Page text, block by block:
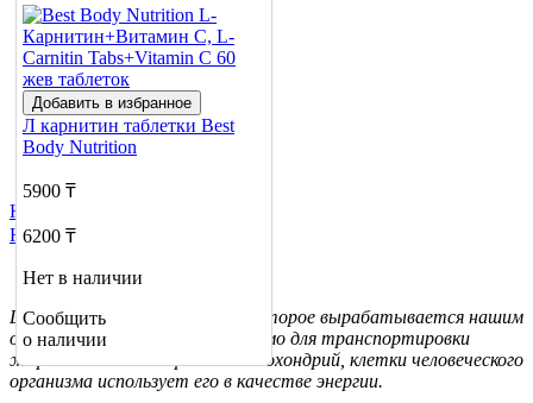
Добавить в избранное
Л карнитин таблетки Best
Body Nutrition
5900 ₸
6200 ₸
Нет в наличии
Сообщить
о наличии
Не нашли нужный товар?
Нажмите сюда
L-карнитин - это вещество, которое вырабатывается нашим
организмом само, оно необходимо для транспортировки
жирных кислот из крови в митохондрий, клетки человеческого
организма использует его в качестве энергии.